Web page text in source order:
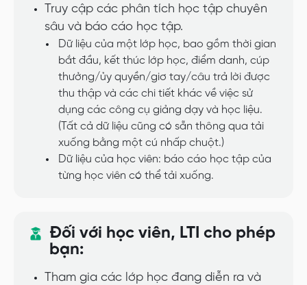
Truy cập các phân tích học tập chuyên
sâu và báo cáo học tập.
Dữ liệu của một lớp học, bao gồm thời gian
bắt đầu, kết thúc lớp học, điểm danh, cúp
thưởng/ủy quyền/giơ tay/câu trả lời được
thu thập và các chi tiết khác về việc sử
dụng các công cụ giảng dạy và học liệu.
(Tất cả dữ liệu cũng có sẵn thông qua tải
xuống bằng một cú nhấp chuột.)
Dữ liệu của học viên: báo cáo học tập của
từng học viên có thể tải xuống.
Đối với học viên, LTI cho phép
bạn:
Tham gia các lớp học đang diễn ra và